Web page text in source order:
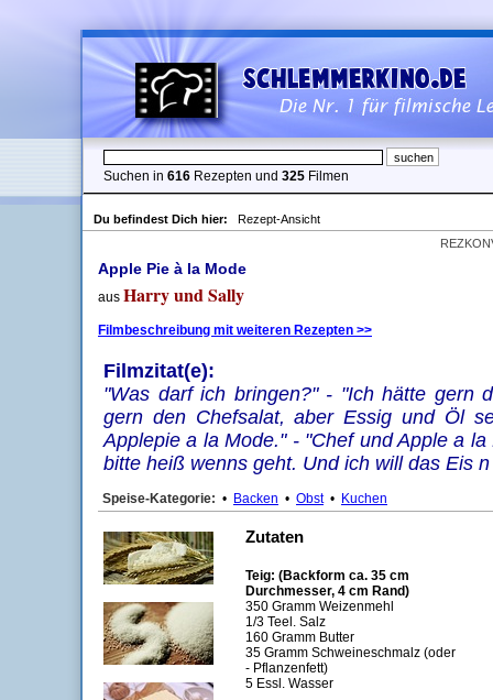
Suchen in 616 Rezepten und 325 Filmen
Du befindest Dich hier:
Rezept-Ansicht
Apple Pie à la Mode
aus Harry und Sally
Filmbeschreibung mit weiteren Rezepten >>
Filmzitat(e):
"Was darf ich bringen?" - "Ich hätte gern
gern den Chefsalat, aber Essig und Öl
Applepie a la Mode." - "Chef und Apple a
bitte heiß wenns geht. Und ich will das Eis
Speise-Kategorie: • Backen • Obst• Kuchen
Zutaten
Teig: (Backform ca. 35 cm
Durchmesser, 4 cm Rand)
350 Gramm Weizenmehl
1/3 Teel. Salz
160 Gramm Butter
35 Gramm Schweineschmalz (oder
- Pflanzenfett)
5 Essl. Wasser